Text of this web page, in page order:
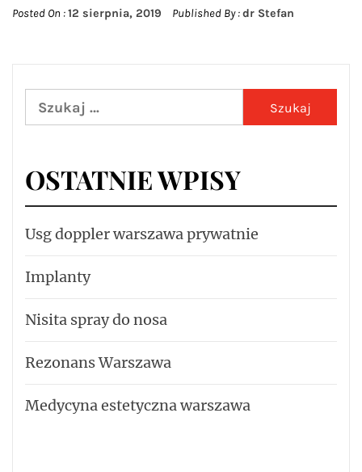
Posted On :12 sierpnia, 2019 Published By :dr Stefan
Szukaj:
OSTATNIE WPISY
Usg doppler warszawa prywatnie
Implanty
Nisita spray do nosa
Rezonans Warszawa
Medycyna estetyczna warszawa